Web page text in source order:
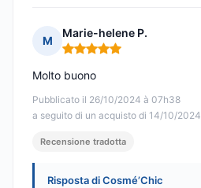
M
Marie-helene P.
Nota: 5 su 5
Pubblicato il 26/10/2024 à 07h38
a seguito di un acquisto di 14/10/2024
Molto buono
Recensione tradotta
Risposta di Cosmé’Chic